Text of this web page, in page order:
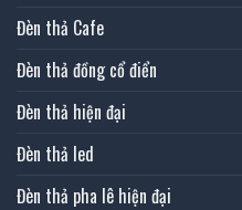
Đèn thả Cafe
Đèn thả đồng cổ điển
Đèn thả hiện đại
Đèn thả led
Đèn thả pha lê hiện đại